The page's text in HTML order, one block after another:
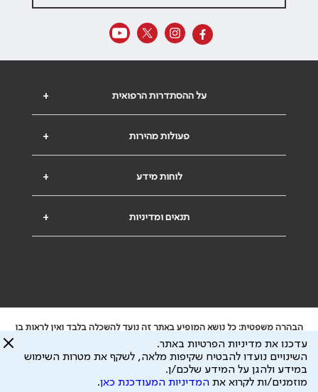
+ על ההסתדרות הרפואית
+ פעולות מהירות
+ לוחות מידע
+ תנאים ומדיניות
הבהרה משפטית: כל נושא המופיע באתר זה נועד להשכלה בלבד ואין לראות בו
ייעוץ רפואי או משפטי. אין הר"י אחראית לתוכן המתפרסם באתר זה ולכל נזק
שעלול להיגרם.
ידוע לי שהר"י אוספת ושומרת מידע אישי לצורך מתן השרות וכי חלק ממנו עשוי
להיות מועבר לצדדים שלישיים, הכל בכפוף למדיניות הפרטיות
עדכנו את מדיניות הפרטיות באתר.
השינויים נועדו להבטיח שקיפות מלאה, לשקף את מטרות השימוש
במידע ולהגן על המידע שלכם/ן.
מוזמנים/ות לקרוא את המדיניות המעודכנת כאן.